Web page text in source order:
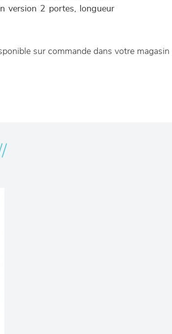
version 2 portes, longueur
sur commande dans votre magasin